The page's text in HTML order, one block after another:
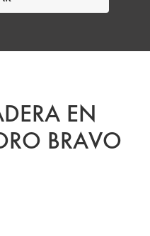
EN
BRAVO